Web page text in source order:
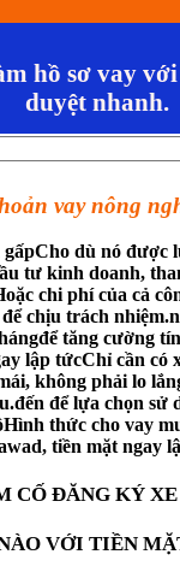
hồ sơ vay
duyệt nhanh.
vay nông
gấpCho dù nó được
tư kinh doanh,
chi phí của cả
chịu trách
tăng cường
lập tứcChỉ cần có
không phải lo
để lựa chọn sử
thức cho vay
tiền mặt ngay
CỐ ĐĂNG KÝ
VỚI TIỀN